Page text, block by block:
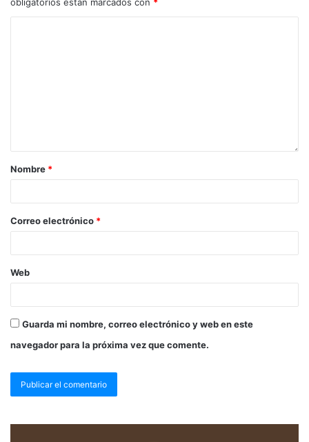
obligatorios están marcados con *
Nombre *
Correo electrónico *
Web
Guarda mi nombre, correo electrónico y web en este
navegador para la próxima vez que comente.